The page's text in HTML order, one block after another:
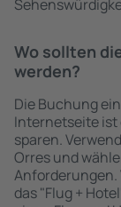
Wo sollten
werden?
Die Buchung
Internetseite ist
sparen.
Orres und
das "Flug +